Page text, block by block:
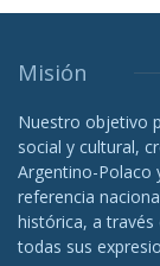
Misión
Nuestro objetivo
social y cultural,
Argentino-Polaco
referencia
histórica, a través
todas sus